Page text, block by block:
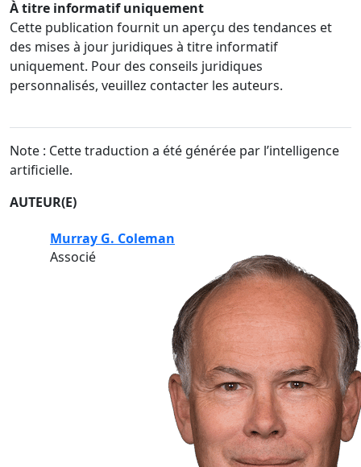
À titre informatif uniquement
Cette publication fournit un aperçu des tendances et
des mises à jour juridiques à titre informatif
uniquement. Pour des conseils juridiques
personnalisés, veuillez contacter les auteurs.
Note : Cette traduction a été générée par l’intelligence
artificielle.
AUTEUR(E)
Murray G. Coleman
Associé